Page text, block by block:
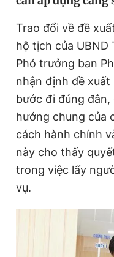
Tiện ích
Thông tin tòa soạn
Đọc Thanh Niên trên
Trao đổi về đề
hộ tịch của UBND
Phó trưởng ban
nhận định đề
bước đi đúng
hướng chung của
cách hành chính
này cho thấy
trong việc lấy
vụ.